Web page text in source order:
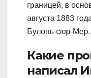
границей, в
августа 1883
Булонь-сюр-Мер.
Какие
написал